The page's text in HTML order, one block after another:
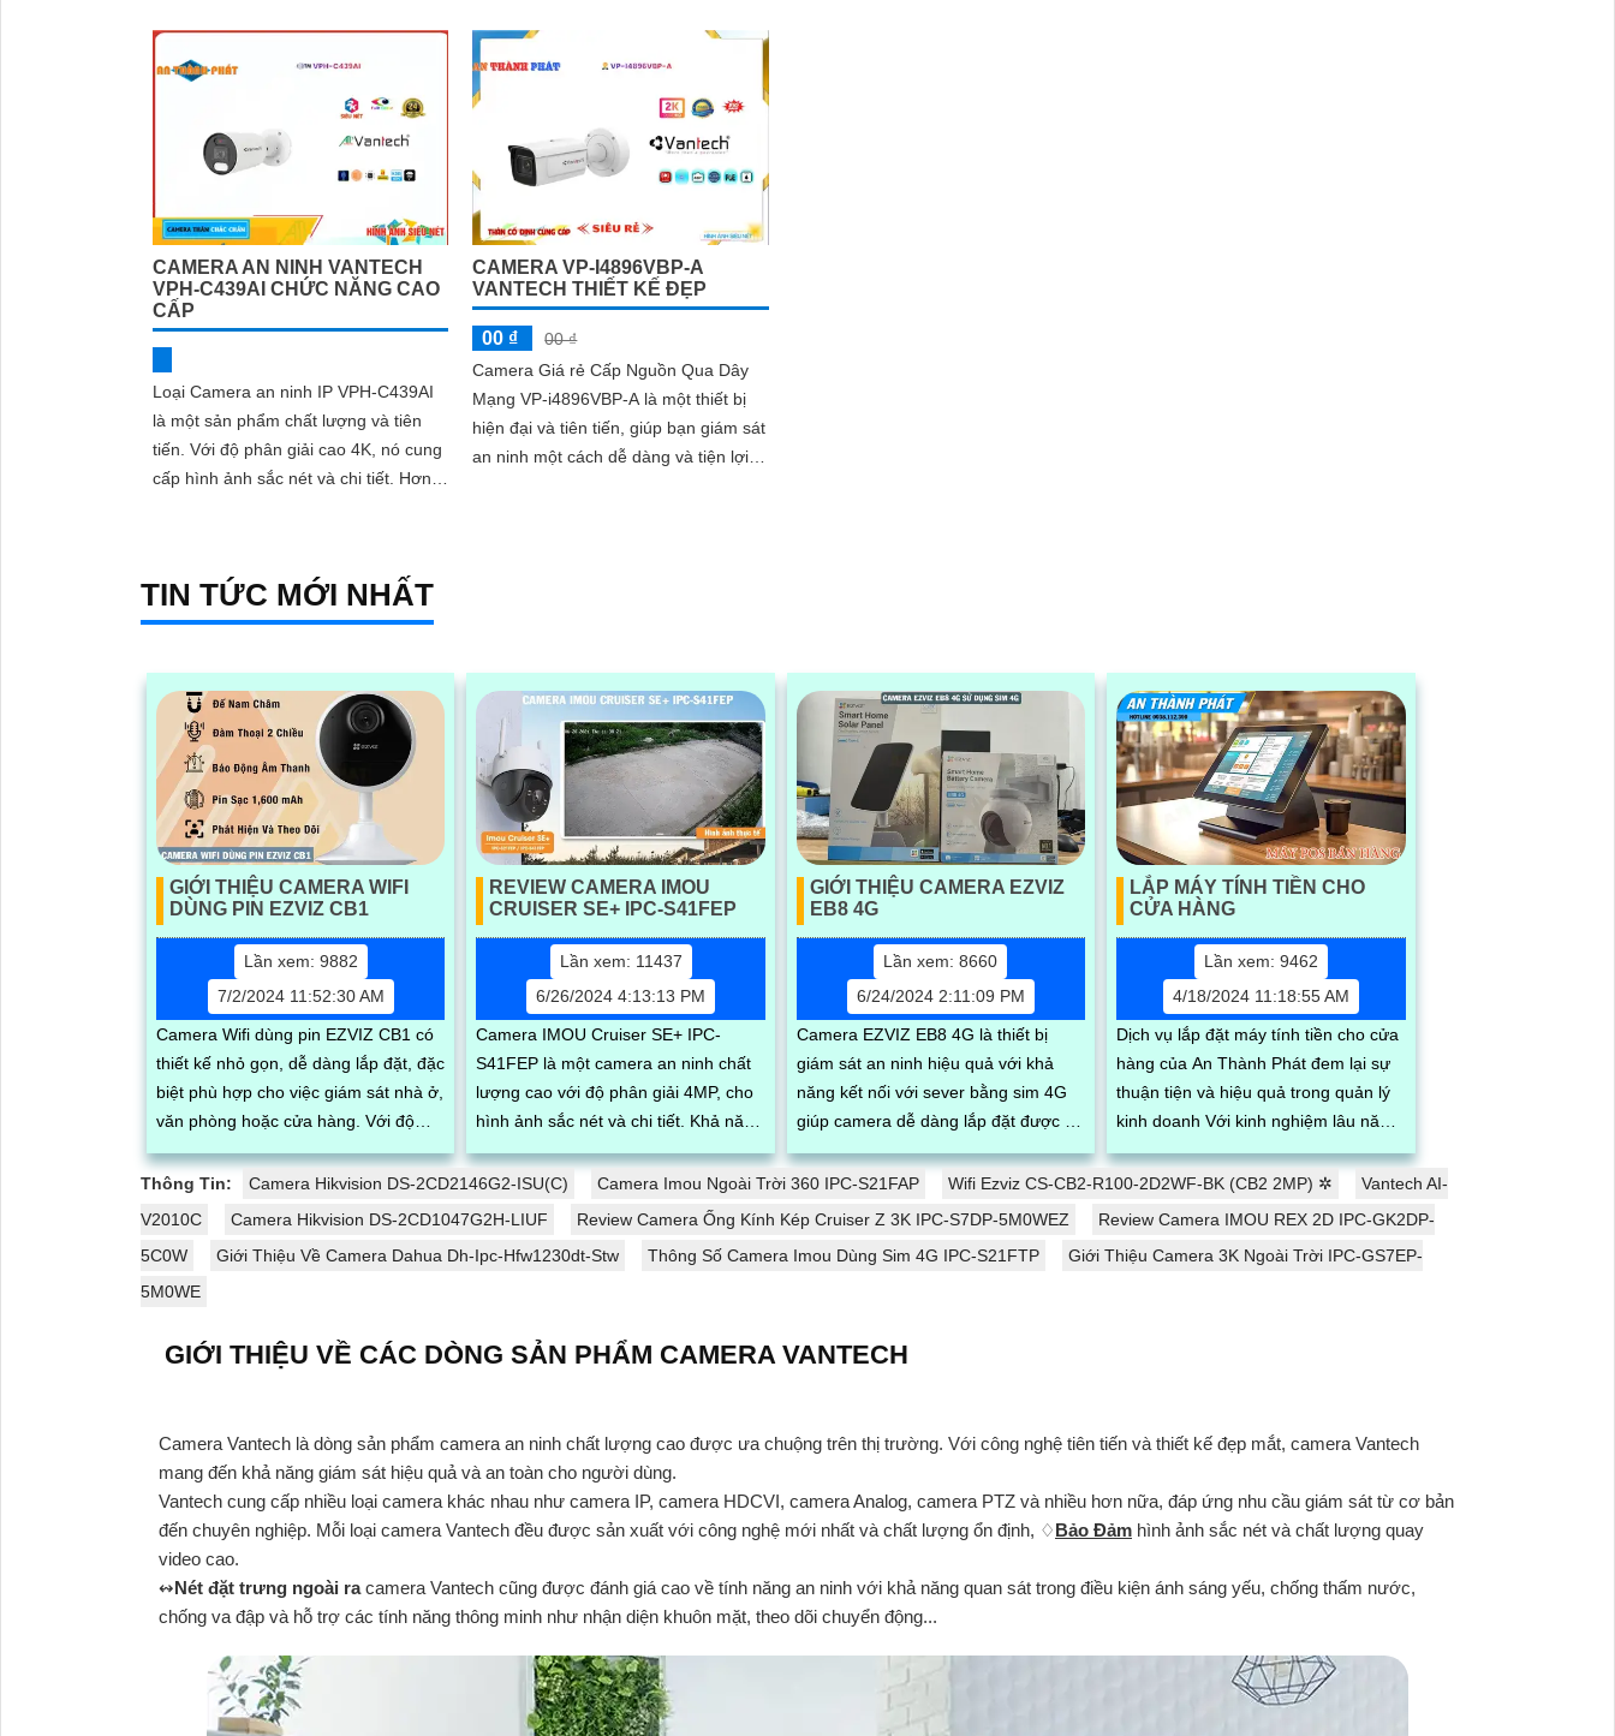
CAMERA AN NINH VANTECH
VPH-C439AI CHỨC NĂNG CAO
CẤP
Loại Camera an ninh IP VPH-C439AI
là một sản phẩm chất lượng và tiên
tiến. Với độ phân giải cao 4K, nó cung
cấp hình ảnh sắc nét và chi tiết. Hơn
CAMERA VP-I4896VBP-A
VANTECH THIẾT KẾ ĐẸP
00 ₫
00 ₫
Camera Giá rẻ Cấp Nguồn Qua Dây
Mạng VP-i4896VBP-A là một thiết bị
hiện đại và tiên tiến, giúp bạn giám sát
an ninh một cách dễ dàng và tiện lợi.
TIN TỨC MỚI NHẤT
GIỚI THIỆU CAMERA WIFI
DÙNG PIN EZVIZ CB1
Lần xem: 9882
7/2/2024 11:52:30 AM
Camera Wifi dùng pin EZVIZ CB1 có
thiết kế nhỏ gọn, dễ dàng lắp đặt, đặc
biệt phù hợp cho việc giám sát nhà ở,
văn phòng hoặc cửa hàng. Với độ
phân giải full HD 1080p, tích hợp loa
và mic, đèn hồng ngoại thông minh
REVIEW CAMERA IMOU
CRUISER SE+ IPC-S41FEP
Lần xem: 11437
6/26/2024 4:13:13 PM
Camera IMOU Cruiser SE+ IPC-
S41FEP là một camera an ninh chất
lượng cao với độ phân giải 4MP, cho
hình ảnh sắc nét và chi tiết. Khả năng
quay xoay 360 cùng chống nước và
bụi bẩn...
GIỚI THIỆU CAMERA EZVIZ
EB8 4G
Lần xem: 8660
6/24/2024 2:11:09 PM
Camera EZVIZ EB8 4G là thiết bị
giám sát an ninh hiệu quả với khả
năng kết nối với sever bằng sim 4G
giúp camera dễ dàng lắp đặt được ở
những vị trí không có mạng. Camera
EZVIZ...
LẮP MÁY TÍNH TIỀN CHO
CỬA HÀNG
Lần xem: 9462
4/18/2024 11:18:55 AM
Dịch vụ lắp đặt máy tính tiền cho cửa
hàng của An Thành Phát đem lại sự
thuận tiện và hiệu quả trong quản lý
kinh doanh Với kinh nghiệm lâu năm
và đội ngũ kỹ thuật viên chuyên...
Thông Tin:
Camera Hikvision DS-2CD2146G2-ISU(C) Camera Imou Ngoài Trời 360 IPC-S21FAP Wifi Ezviz CS-CB2-R100-2D2WF-BK (CB2 2MP) ✲
Vantech AI-
V2010C
Camera Hikvision DS-2CD1047G2H-LIUF Review Camera Ống Kính Kép Cruiser Z 3K IPC-S7DP-5M0WEZ
Review Camera IMOU REX 2D IPC-GK2DP-
5C0W
Giới Thiệu Về Camera Dahua Dh-Ipc-Hfw1230dt-Stw Thông Số Camera Imou Dùng Sim 4G IPC-S21FTP
Giới Thiệu Camera 3K Ngoài Trời IPC-GS7EP-
5M0WE
GIỚI THIỆU VỀ CÁC DÒNG SẢN PHẨM CAMERA VANTECH
Camera Vantech là dòng sản phẩm camera an ninh chất lượng cao được ưa chuộng trên thị trường. Với công nghệ tiên tiến và thiết kế đẹp mắt, camera Vantech
mang đến khả năng giám sát hiệu quả và an toàn cho người dùng.
Vantech cung cấp nhiều loại camera khác nhau như camera IP, camera HDCVI, camera Analog, camera PTZ và nhiều hơn nữa, đáp ứng nhu cầu giám sát từ cơ bản
đến chuyên nghiệp. Mỗi loại camera Vantech đều được sản xuất với công nghệ mới nhất và chất lượng ổn định, ♢Bảo Đảm hình ảnh sắc nét và chất lượng quay
video cao.
↭Nét đặt trưng ngoài racamera Vantech cũng được đánh giá cao về tính năng an ninh với khả năng quan sát trong điều kiện ánh sáng yếu, chống thấm nước,
chống va đập và hỗ trợ các tính năng thông minh như nhận diện khuôn mặt, theo dõi chuyển động...